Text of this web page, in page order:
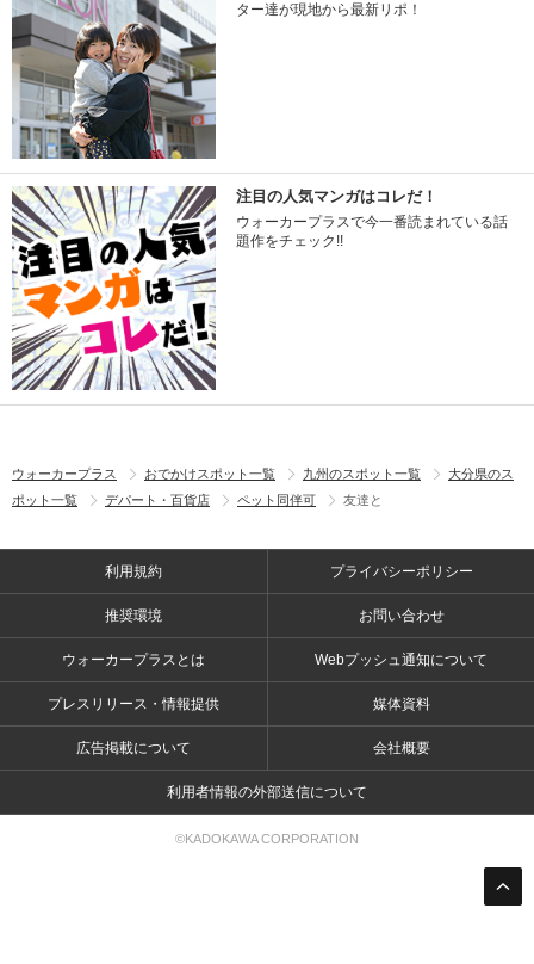
ター達が現地から最新リポ！
注目の人気マンガはコレだ！
ウォーカープラスで今一番読まれている話
題作をチェック!!
ウォーカープラス おでかけスポット一覧 九州のスポット一覧
大分県のス
ポット一覧
デパート・百貨店 ペット同伴可 友達と
利用規約 プライバシーポリシー
推奨環境 お問い合わせ
ウォーカープラスとは Webプッシュ通知について
プレスリリース・情報提供 媒体資料
広告掲載について 会社概要
利用者情報の外部送信について
©KADOKAWA CORPORATION